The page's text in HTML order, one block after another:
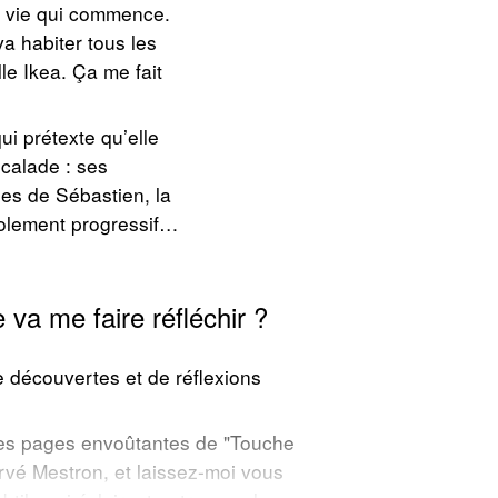
vie qui commence.
habiter tous les
Ikea. Ça me fait
prétexte qu’elle
: ses
de Sébastien, la
progressif…
va me faire réfléchir ?
découvertes et de réflexions
pages envoûtantes de "Touche
Mestron, et laissez-moi vous